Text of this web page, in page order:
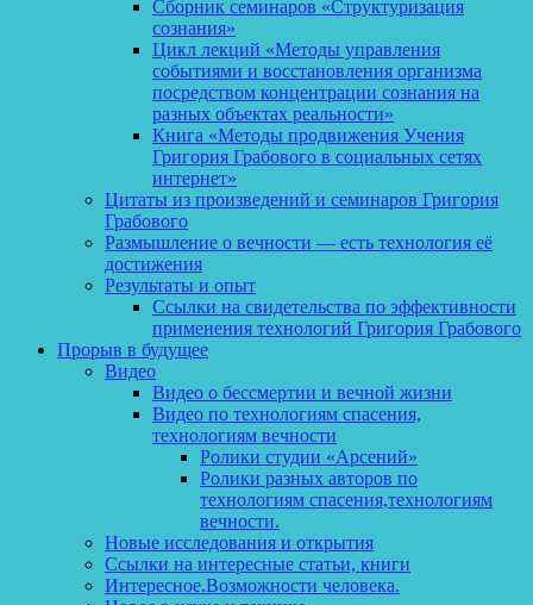
Сборник семинаров «Структуризация
сознания»
Цикл лекций «Методы управления
событиями и восстановления организма
посредством концентрации сознания на
разных объектах реальности»
Книга «Методы продвижения Учения
Григория Грабового в социальных сетях
интернет»
Цитаты из произведений и семинаров Григория
Грабового
Размышление о вечности — есть технология её
достижения
Результаты и опыт
Ссылки на свидетельства по эффективности
применения технологий Григория Грабового
Прорыв в будущее
Видео
Видео о бессмертии и вечной жизни
Видео по технологиям спасения,
технологиям вечности
Ролики студии «Арсений»
Ролики разных авторов по
технологиям спасения,технологиям
вечности.
Новые исследования и открытия
Ссылки на интересные статьи, книги
Интересное.Возможности человека.